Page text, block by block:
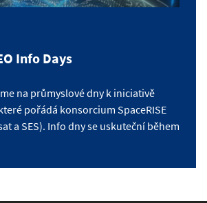
Info Days
na průmyslové dny k iniciativě
pořádá konsorcium SpaceRISE
a SES). Info dny se uskuteční během